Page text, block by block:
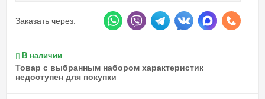
Заказать через:
В наличии
Товар с выбранным набором характеристик
недоступен для покупки